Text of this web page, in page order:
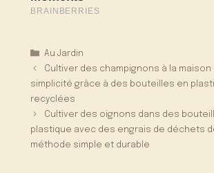
Catégories
Au Jardin
Cultiver des champignons à la
simplicité grâce à des bouteilles en
recyclées
Cultiver des oignons dans des
plastique avec des engrais de déchets
méthode simple et durable